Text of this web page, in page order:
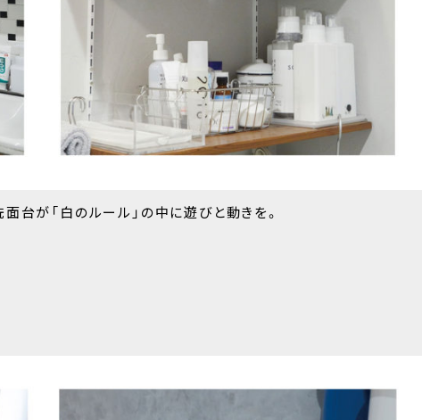
台が「白のルール」の中に遊びと動きを。